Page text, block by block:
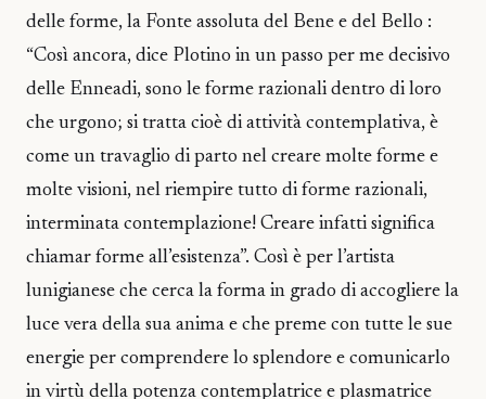
delle forme, la Fonte assoluta del Bene e del Bello :
“Così ancora, dice Plotino in un passo per me decisivo
delle Enneadi, sono le forme razionali dentro di loro
che urgono; si tratta cioè di attività contemplativa, è
come un travaglio di parto nel creare molte forme e
molte visioni, nel riempire tutto di forme razionali,
interminata contemplazione! Creare infatti significa
chiamar forme all’esistenza”. Così è per l’artista
lunigianese che cerca la forma in grado di accogliere la
luce vera della sua anima e che preme con tutte le sue
energie per comprendere lo splendore e comunicarlo
in virtù della potenza contemplatrice e plasmatrice